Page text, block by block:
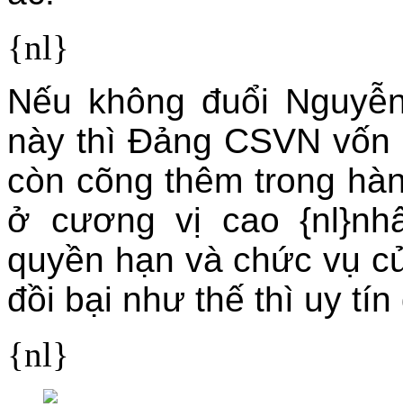
{nl}
Nếu không đuổi
này thì Ðảng CSVN
còn cõng thêm trong
ở cương vị cao
quyền hạn và chức vụ
đồi bại như thế thì uy
{nl}